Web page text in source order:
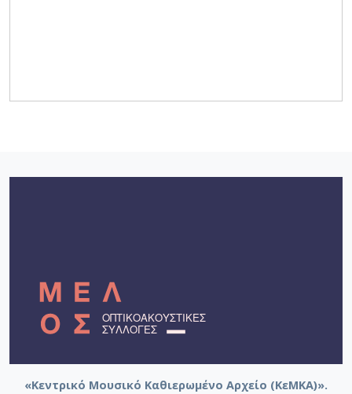
«Κεντρικό Μουσικό Καθιερωμένο Αρχείο (ΚεΜΚΑ)».